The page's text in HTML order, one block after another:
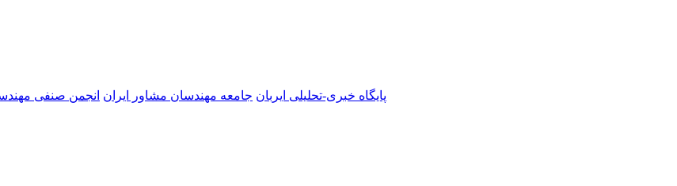
پایگاه خبری-تحلیلی ایربان جامعه مهندسان مشاور ایران انجمن صنفی